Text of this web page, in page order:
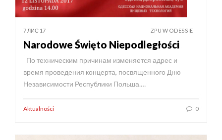
7 ЛИС 17 ZPU W ODESSIE
Narodowe Święto Niepodległości
По техническим причинам изменяется адрес и
время проведения концерта, посвященного Дню
Независимости Республики Польша.…
Aktualności 0